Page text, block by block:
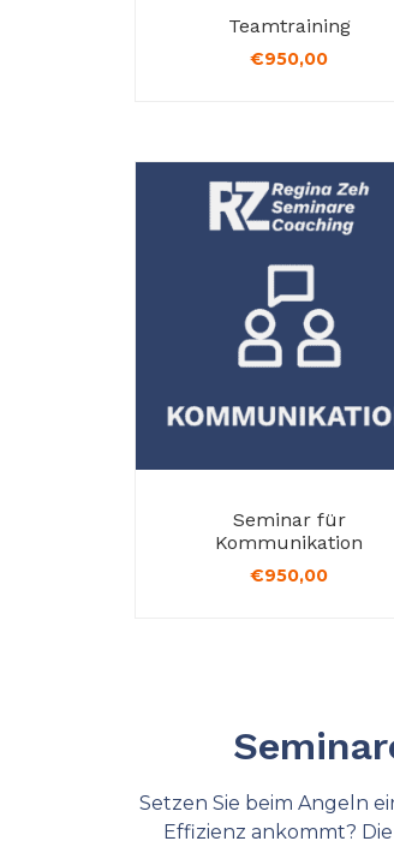
Teamtraining
€950,00
Seminar für
Kommunikation
€950,00
Setzen Sie beim Angeln
Effizienz ankommt?